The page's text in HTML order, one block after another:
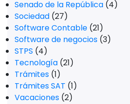
Senado de la República (4)
Sociedad (27)
Software Contable (21)
Software de negocios (3)
STPS (4)
Tecnología (21)
Trámites (1)
Trámites SAT (1)
Vacaciones (2)